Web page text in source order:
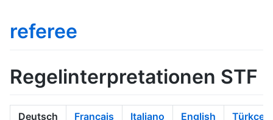
referee
Regelinterpretationen STF
Deutsch Francais Italiano English Türkçe